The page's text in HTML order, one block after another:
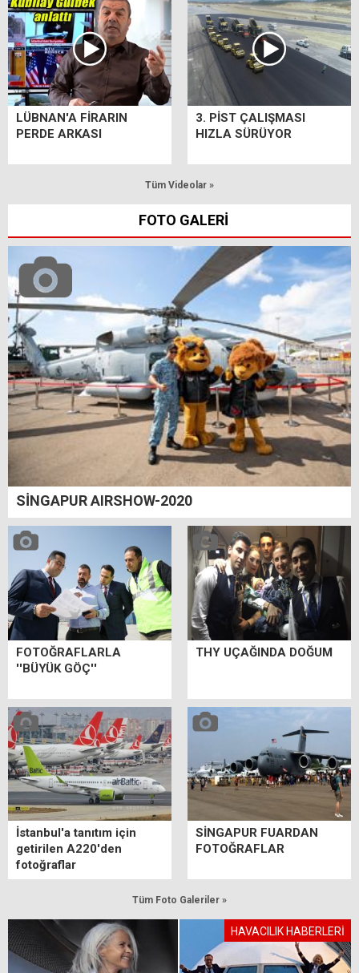
LÜBNAN'A FİRARIN
PERDE ARKASI
3. PİST ÇALIŞMASI
HIZLA SÜRÜYOR
Tüm Videolar »
FOTO GALERİ
SİNGAPUR AIRSHOW-2020
FOTOĞRAFLARLA
''BÜYÜK GÖÇ''
THY UÇAĞINDA DOĞUM
İstanbul'a tanıtım için
getirilen A220'den
fotoğraflar
SİNGAPUR FUARDAN
FOTOĞRAFLAR
Tüm Foto Galeriler »
HAVACILIK HABERLERİ